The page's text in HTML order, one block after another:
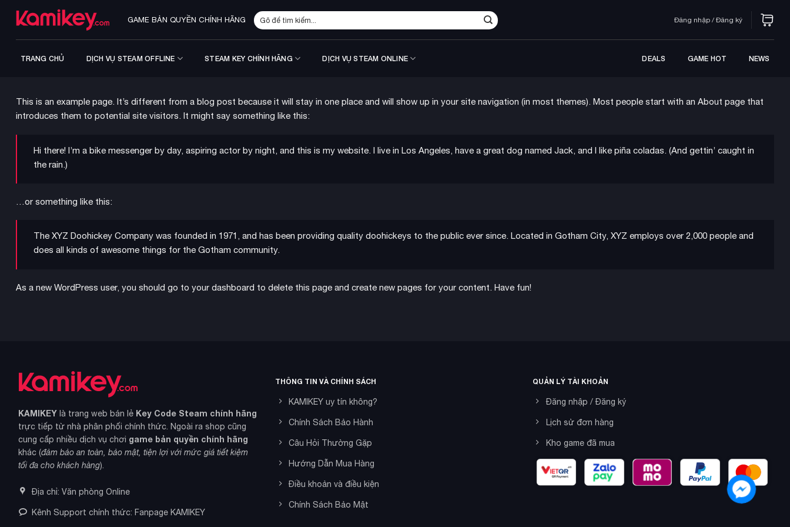
GAME BẢN QUYỀN CHÍNH HÃNG
Tìm
kiếm:
Đăng nhập / Đăng ký
TRANG CHỦ DỊCH VỤ STEAM OFFLINE STEAM KEY CHÍNH HÃNG DỊCH VỤ STEAM ONLINE DEALS GAME HOT NEWS
This is an example page. It’s different from a blog post because it will stay in one place and will show up in your site navigation (in most themes). Most people start with an About page that
introduces them to potential site visitors. It might say something like this:
Hi there! I’m a bike messenger by day, aspiring actor by night, and this is my website. I live in Los Angeles, have a great dog named Jack, and I like piña coladas. (And gettin’ caught in
the rain.)
…or something like this:
The XYZ Doohickey Company was founded in 1971, and has been providing quality doohickeys to the public ever since. Located in Gotham City, XYZ employs over 2,000 people and
does all kinds of awesome things for the Gotham community.
As a new WordPress user, you should go to your dashboard to delete this page and create new pages for your content. Have fun!
KAMIKEYlà trang web bán lẻ Key Code Steam chính hãng
trực tiếp từ nhà phân phối chính thức. Ngoài ra shop cũng
cung cấp nhiều dịch vụ chơi game bản quyền chính hãng
khác (đảm bảo an toàn, bảo mật, tiện lợi với mức giá tiết kiệm
tối đa cho khách hàng).
Địa chỉ: Văn phòng Online
Kênh Support chính thức: Fanpage KAMIKEY
THÔNG TIN VÀ CHÍNH SÁCH
KAMIKEY uy tín không?
Chính Sách Bảo Hành
Câu Hỏi Thường Gặp
Hướng Dẫn Mua Hàng
Điều khoản và điều kiện
Chính Sách Bảo Mật
QUẢN LÝ TÀI KHOẢN
Đăng nhập / Đăng ký
Lịch sử đơn hàng
Kho game đã mua